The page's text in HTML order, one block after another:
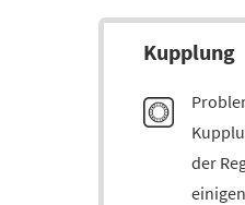
Kupp­lung
der